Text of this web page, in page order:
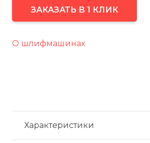
FUBAG
Подошва
шлифмашины
ЗАКАЗАТЬ В 1 КЛИК
О шлифмашинах
Характеристики